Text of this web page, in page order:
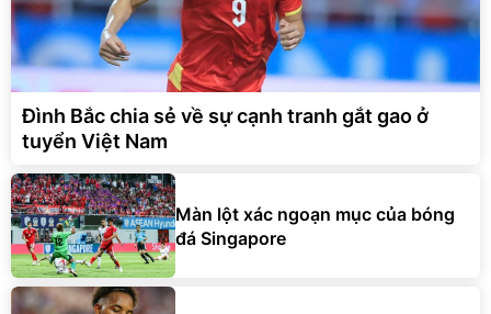
Đình Bắc chia sẻ về sự cạnh tranh gắt gao ở
tuyển Việt Nam
Màn lột xác ngoạn mục của bóng
đá Singapore